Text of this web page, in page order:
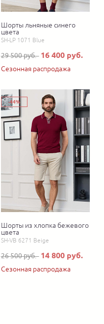
Шорты льняные синего
цвета
SH-LP 1071 Blue
29 500 руб. 16 400 руб.
Сезонная распродажа
-44%
Шорты из хлопка бежевого
цвета
SH-VB 6271 Beige
26 500 руб. 14 800 руб.
Сезонная распродажа